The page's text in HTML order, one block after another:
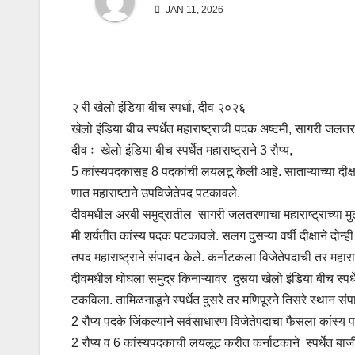
JAN 11, 2026
२ री खेलो इंडिया बीच स्‍पर्धा, दीव २०२६
खेलो इंडिया बीच स्पर्धेत महाराष्ट्राची पदक अष्टमी, सागरी
दीव ः खेलो इंडिया बीच स्‍पर्धेत महाराष्ट्राने 3 रौप्य,
5 कांस्यपदकांसह 8 पदकांची लयलटू केली आहे. साताऱ्याच्‍या
णात महाराष्टाने उपविजेतेपद पटकावले.
दीवमधील अरबी समुद्रातील सागरी जलतरणाचा महाराष्ट्राच्‍या
मी शर्यतीत कांस्य पदक पटकावले. सलग दुसऱ्या वर्षी दीक्षाने
तपद महाराष्ट्राने संपादन केले. कर्नाटकला विजेतेपदाची तर
दीवमधील घोघला समुद्र किनाऱ्यावर दुसर्‍या खेलो इंडिया बीच
टकविला. तामिळनाडूने स्‍पर्धेत दुसरे तर मणिपूरने तिसरे स्थान
2 रौप्य पदके जिंकल्‍याने सर्वसाधारण विजेतेपदाचा फैसला कांस्य
2 रौप्य व 6 कांस्यपदकाची लयलूट करीत कर्नाटकाने स्‍पर्धेत